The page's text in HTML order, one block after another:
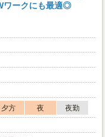
ワークにも最適◎
夕方 夜
夜勤